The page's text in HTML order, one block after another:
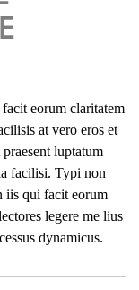
eorum claritatem
at vero eros et
luptatum
facilisi. Typi non
iis qui facit eorum
legere me lius
dynamicus.